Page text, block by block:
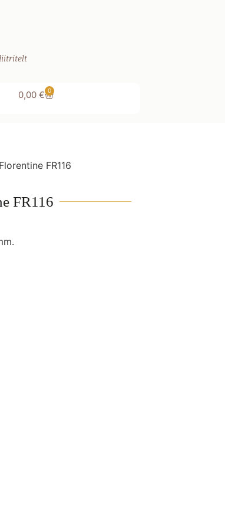
0,00 € 0
FR116
FR116